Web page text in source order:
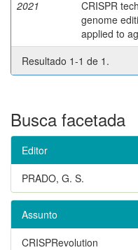
2021
CRISPR
genome
applied to
Resultado 1-1 de 1.
Busca facetada
Editor
PRADO, G. S.
Assunto
CRISPRevolution